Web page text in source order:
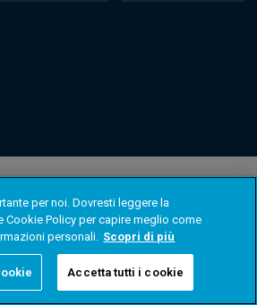
per noi. Dovresti leggere la
Cookie Policy per capire meglio come
personali. Scopri di più
Accetta tutti i cookie